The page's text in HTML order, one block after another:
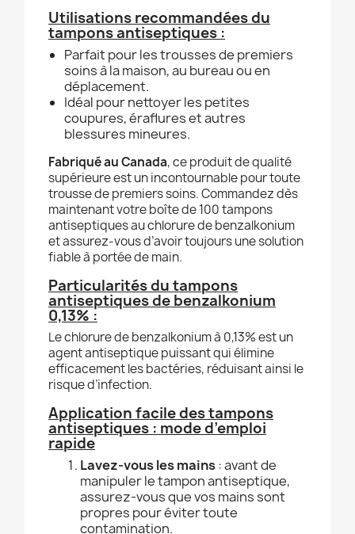
Utilisations recommandées du
tampons antiseptiques :
Parfait pour les trousses de premiers
soins à la maison, au bureau ou en
déplacement.
Idéal pour nettoyer les petites
coupures, éraflures et autres
blessures mineures.
Fabriqué au Canada, ce produit de qualité
supérieure est un incontournable pour toute
trousse de premiers soins. Commandez dès
maintenant votre boîte de 100 tampons
antiseptiques au chlorure de benzalkonium
et assurez-vous d’avoir toujours une solution
fiable à portée de main.
Particularités du tampons
antiseptiques de benzalkonium
0,13% :
Le chlorure de benzalkonium à 0,13% est un
agent antiseptique puissant qui élimine
efficacement les bactéries, réduisant ainsi le
risque d’infection.
Application facile des tampons
antiseptiques : mode d’emploi
rapide
Lavez-vous les mains: avant de
manipuler le tampon antiseptique,
assurez-vous que vos mains sont
propres pour éviter toute
contamination.